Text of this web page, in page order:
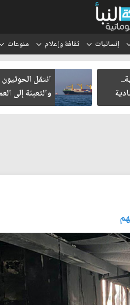
إنسانيات ثقافة وإعلام منوعات
انتقل
والتعبئة إلى